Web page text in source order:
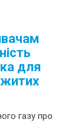
для
газу про